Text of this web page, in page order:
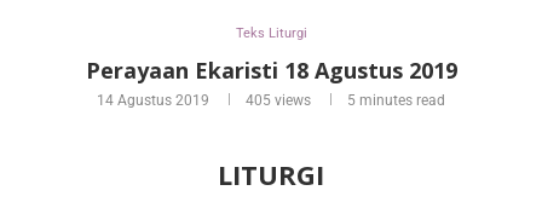
Teks Liturgi
Perayaan Ekaristi 18 Agustus 2019
14 Agustus 2019 405 views 5 minutes read
LITURGI